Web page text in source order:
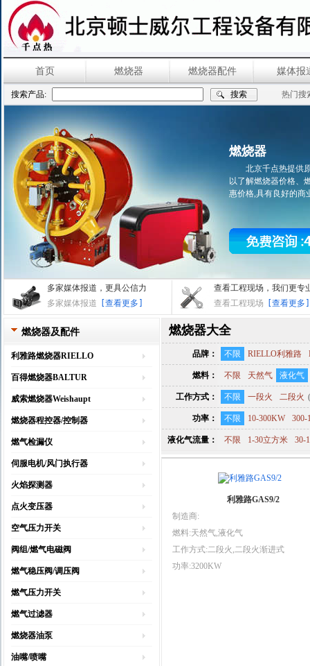
首页 燃烧器 燃烧器配件 媒体报
搜索产品: 热门搜
燃烧器
北京千点热提供
以了解燃烧器价格、
惠价格,具有良好的商
多家媒体报道，更具公信力
多家媒体报道
[查看更多]
查看工程现场，我们更专
查看工程现场
[查看更多]
燃烧器及配件
利雅路燃烧器RIELLO
百得燃烧器BALTUR
威索燃烧器Weishaupt
燃烧器程控器/控制器
燃气检漏仪
伺服电机/风门执行器
火焰探测器
点火变压器
空气压力开关
阀组/燃气电磁阀
燃气稳压阀/调压阀
燃气压力开关
燃气过滤器
燃烧器油泵
油嘴/喷嘴
燃烧器大全
品牌： 不限 RIELLO利雅路
燃料： 不限 天然气 液化气
工作方式： 不限 一段火 二段火 (
功率： 不限 10-300KW 300-
液化气流量： 不限 1-30立方米 30-
利雅路GAS9/2
制造商:
燃料:天然气,液化气
工作方式:二段火,二段火渐进式
功率:3200KW